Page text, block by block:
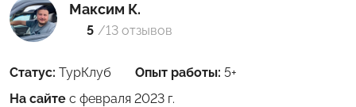
Максим К.
5 /13 отзывов
Статус: ТурКлуб Опыт работы: 5+
На сайте с февраля 2023 г.